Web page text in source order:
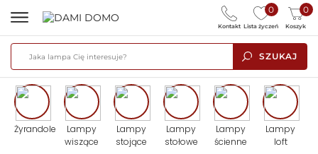
SZUKAJ
0
Lista życzeń
0
Koszyk
Kontakt
Żyrandole
Lampy
wiszące
Lampy
stojące
Lampy
stołowe
Lampy
ścienne
Lampy
loft